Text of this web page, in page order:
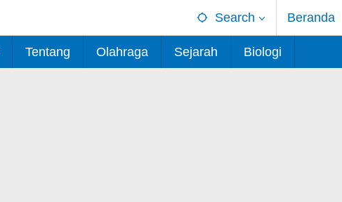
Search Beranda
Tentang Olahraga Sejarah Biologi